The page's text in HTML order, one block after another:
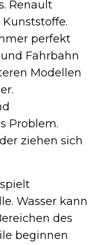
Renault
perfekt
Fahrbahn
Modellen
Problem.
ziehen sich
Wasser kann
des
beginnen